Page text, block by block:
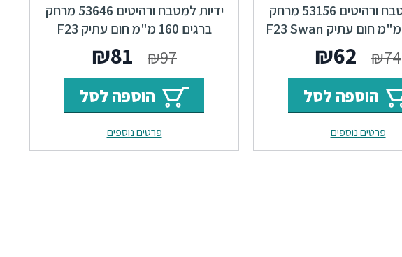
ידיות למטבח ורהיטים 53156 מרחק
₪74
המחיר
המקורי
היה:
₪74.
₪62
הנוכחי
הוא:
₪62.
הוספה לסל
פרטים נוספים
ידיות למטבח ורהיטים 53646 מרחק
ברגים 160 מ"מ חום עתיק F23
Classic₪97
המחיר
המקורי
היה:
₪97.
₪81
הנוכחי
הוא:
₪81.
הוספה לסל
פרטים נוספים